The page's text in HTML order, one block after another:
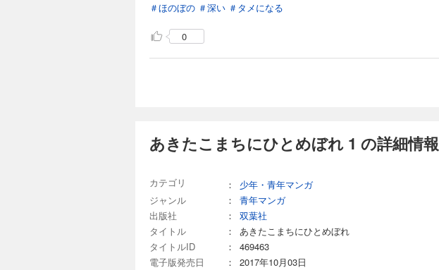
＃ほのぼの ＃深い ＃タメになる
0
あきたこまちにひとめぼれ 1 の詳細情報
カテゴリ ：
少年・青年マンガ
ジャンル
：
青年マンガ
出版社
：
双葉社
タイトル
：
あきたこまちにひとめぼれ
タイトルID
：
469463
電子版発売日
：
2017年10月03日